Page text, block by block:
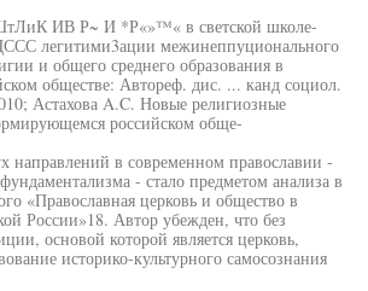
ИВ Р~ И *Р«»™« в светской школе-
легитими3ации межинеппуционального
и общего среднего образования в
обществе: Автореф. дис. ... канд социол.
Астахова A.C. Новые религиозные
российском обще-
направлений в современном православии -
- стало предметом анализа в
«Православная церковь и общество в
России»18. Автор убежден, что без
основой которой является церковь,
историко-культурного самосознания